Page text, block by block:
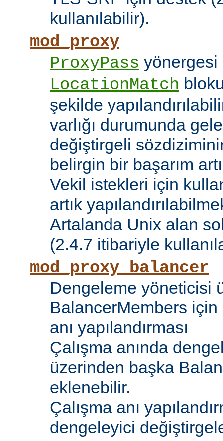
kullanılabilir).
mod_proxy
ProxyPass
LocationMatch
şekilde
varlığı durumunda
değiştirgeli
belirgin bir başarım
Vekil istekleri için
artık
Artalanda Unix alan
(2.4.7 itibariyle
mod_proxy_balancer
Dengeleme yöneticisi
BalancerMembers için
anı yapılandırması
Çalışma anında
üzerinden başka
eklenebilir.
Çalışma anı
dengeleyici